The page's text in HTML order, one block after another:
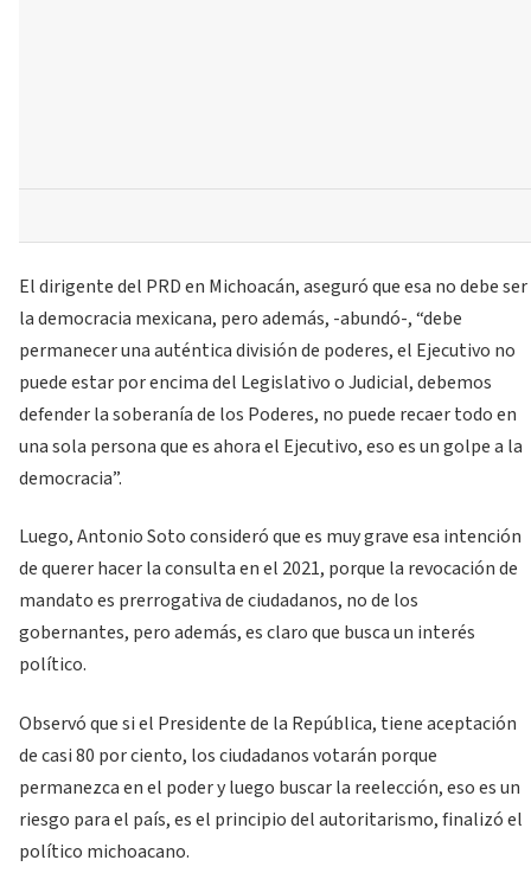
El dirigente del PRD en Michoacán, aseguró que esa no debe ser
la democracia mexicana, pero además, -abundó-, “debe
permanecer una auténtica división de poderes, el Ejecutivo no
puede estar por encima del Legislativo o Judicial, debemos
defender la soberanía de los Poderes, no puede recaer todo en
una sola persona que es ahora el Ejecutivo, eso es un golpe a la
democracia”.
Luego, Antonio Soto consideró que es muy grave esa intención
de querer hacer la consulta en el 2021, porque la revocación de
mandato es prerrogativa de ciudadanos, no de los
gobernantes, pero además, es claro que busca un interés
político.
Observó que si el Presidente de la República, tiene aceptación
de casi 80 por ciento, los ciudadanos votarán porque
permanezca en el poder y luego buscar la reelección, eso es un
riesgo para el país, es el principio del autoritarismo, finalizó el
político michoacano.